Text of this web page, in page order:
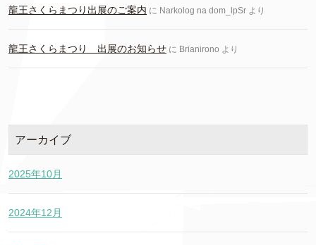
龍王さくらまつり出展のご案内 に Narkolog na dom_lpSr より
龍王さくらまつり 出展のお知らせ に Brianirono より
アーカイブ
2025年10月
2024年12月